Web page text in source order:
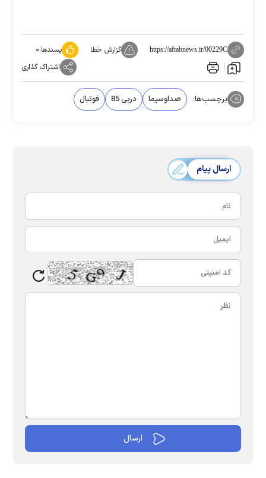
https://aftabnews.ir/00229C گزارش خطا پسندها:۰
اشتراک گذاری
برچسب‌ها: صداوسیما دربی 85 فوتبال
ارسال پیام